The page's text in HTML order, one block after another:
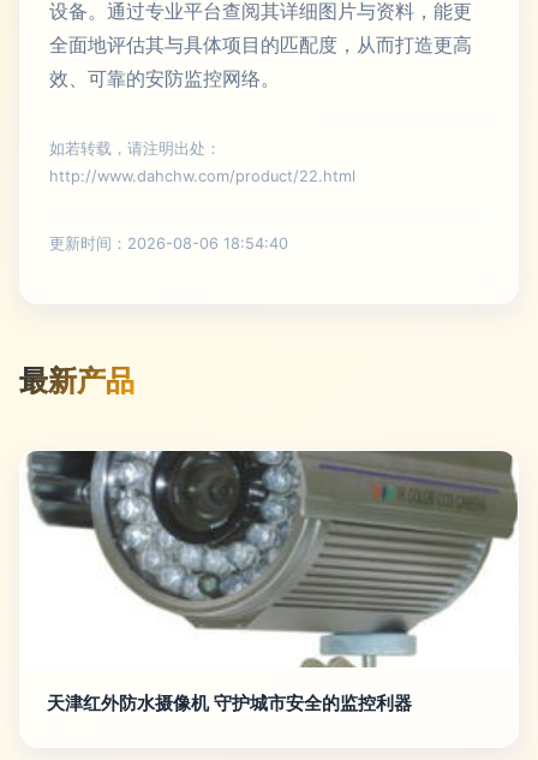
设备。通过专业平台查阅其详细图片与资料，能更
全面地评估其与具体项目的匹配度，从而打造更高
效、可靠的安防监控网络。
如若转载，请注明出处：
http://www.dahchw.com/product/22.html
更新时间：2026-08-06 18:54:40
最新产品
天津红外防水摄像机 守护城市安全的监控利器